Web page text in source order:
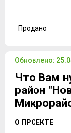
Продано
Обновлено:
Что Вам
район
О ПРОЕКТЕ